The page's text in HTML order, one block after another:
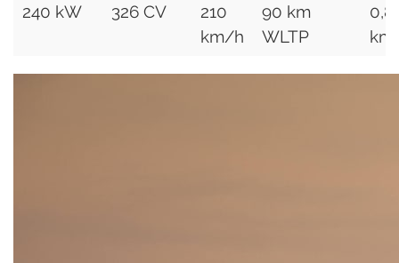
240 kW 326 CV
210
km/h
90 km
WLTP
km